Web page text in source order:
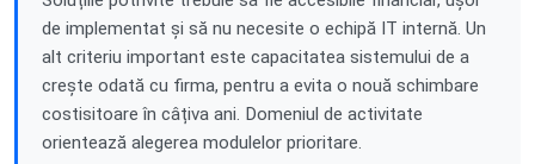
de implementat și să nu necesite o echipă IT internă. Un
alt criteriu important este capacitatea sistemului de a
crește odată cu firma, pentru a evita o nouă schimbare
costisitoare în câțiva ani. Domeniul de activitate
orientează alegerea modulelor prioritare.